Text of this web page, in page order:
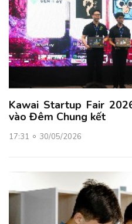
Kawai Startup Fair
vào Đêm Chung kết
17:31 30/05/2026